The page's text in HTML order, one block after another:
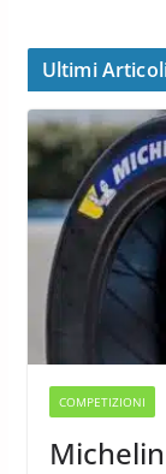
Ultimi
COMPETIZIONI